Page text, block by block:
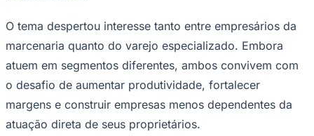
O tema despertou interesse tanto entre empresários da
marcenaria quanto do varejo especializado. Embora
atuem em segmentos diferentes, ambos convivem com
o desafio de aumentar produtividade, fortalecer
margens e construir empresas menos dependentes da
atuação direta de seus proprietários.